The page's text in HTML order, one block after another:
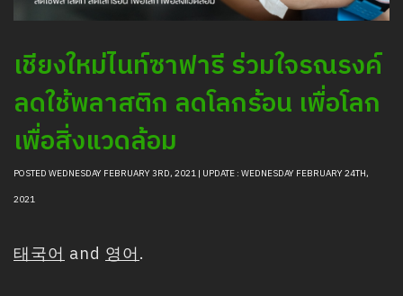
เชียงใหม่ไนท์ซาฟารี ร่วมใจรณรงค์
ลดใช้พลาสติก ลดโลกร้อน เพื่อโลก
เพื่อสิ่งแวดล้อม
POSTED WEDNESDAY FEBRUARY 3RD, 2021 | UPDATE : WEDNESDAY FEBRUARY 24TH,
2021
태국어 and 영어.